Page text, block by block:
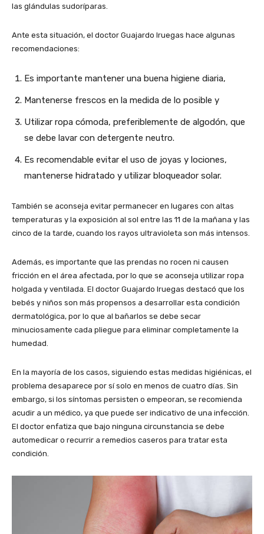
las glándulas sudoríparas.
Ante esta situación, el doctor Guajardo Iruegas hace algunas
recomendaciones:
Es importante mantener una buena higiene diaria,
Mantenerse frescos en la medida de lo posible y
Utilizar ropa cómoda, preferiblemente de algodón, que
se debe lavar con detergente neutro.
Es recomendable evitar el uso de joyas y lociones,
mantenerse hidratado y utilizar bloqueador solar.
También se aconseja evitar permanecer en lugares con altas
temperaturas y la exposición al sol entre las 11 de la mañana y las
cinco de la tarde, cuando los rayos ultravioleta son más intensos.
Además, es importante que las prendas no rocen ni causen
fricción en el área afectada, por lo que se aconseja utilizar ropa
holgada y ventilada. El doctor Guajardo Iruegas destacó que los
bebés y niños son más propensos a desarrollar esta condición
dermatológica, por lo que al bañarlos se debe secar
minuciosamente cada pliegue para eliminar completamente la
humedad.
En la mayoría de los casos, siguiendo estas medidas higiénicas, el
problema desaparece por sí solo en menos de cuatro días. Sin
embargo, si los síntomas persisten o empeoran, se recomienda
acudir a un médico, ya que puede ser indicativo de una infección.
El doctor enfatiza que bajo ninguna circunstancia se debe
automedicar o recurrir a remedios caseros para tratar esta
condición.